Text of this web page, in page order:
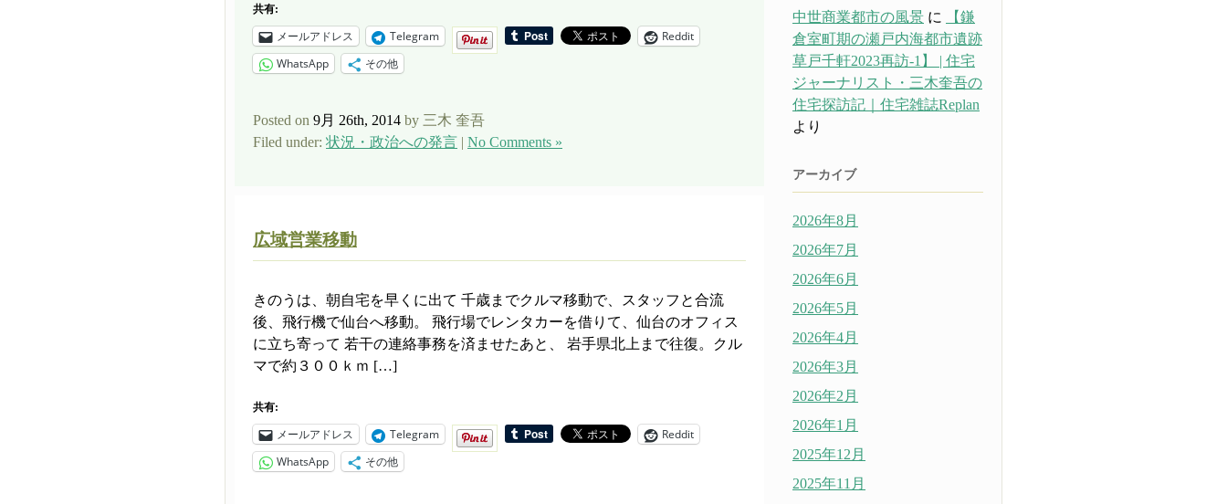
共有:
メールアドレス Telegram
Reddit
WhatsApp
その他
Posted on 9月 26th, 2014 by 三木 奎吾
Filed under: 状況・政治への発言 No Comments »
広域営業移動
きのうは、朝自宅を早くに出て 千歳までクルマ移動で、スタッフと合流
後、飛行機で仙台へ移動。 飛行場でレンタカーを借りて、仙台のオフィス
に立ち寄って 若干の連絡事務を済ませたあと、 岩手県北上まで往復。クル
マで約３００ｋｍ […]
共有:
メールアドレス Telegram
Reddit
WhatsApp
その他
中世商業都市の風景 に
【鎌
倉室町期の瀬戸内海都市遺跡
草戸千軒2023再訪-1】 | 住宅
ジャーナリスト・三木奎吾の
住宅探訪記｜住宅雑誌Replan
より
アーカイブ
2026年8月
2026年7月
2026年6月
2026年5月
2026年4月
2026年3月
2026年2月
2026年1月
2025年12月
2025年11月